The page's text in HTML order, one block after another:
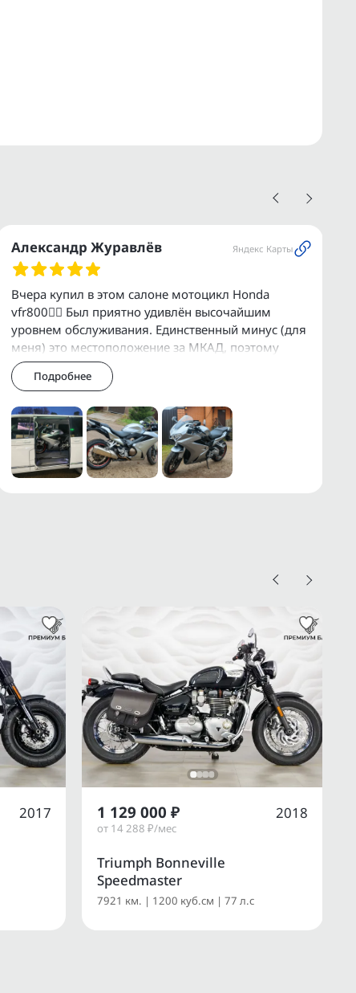
Александр Журавлёв Яндекс Карты
Вчера купил в этом салоне мотоцикл Honda
vfr800👍🏻 Был приятно удивлён высочайшим
уровнем обслуживания. Единственный минус (для
меня) это местоположение за МКАД, поэтому
приехал в Премиум Байк объехав все салоны в
Москве,Подробнее
2017
Triumph Bonneville
Speedmaster
7921 км. | 1200 куб.см | 77 л.с
1 129 000 ₽
от 14 288 ₽/мес
2018